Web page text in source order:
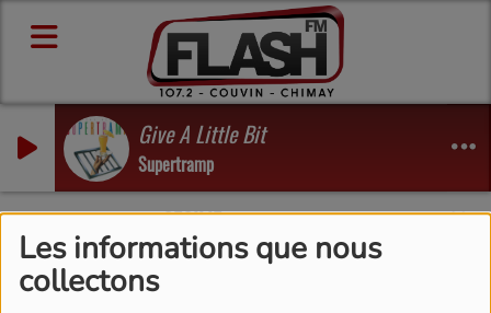
Les informations que nous
collectons
Give A Little Bit
Supertramp
encore ! CECILIE- Merci beaucoup d'avoir joué à